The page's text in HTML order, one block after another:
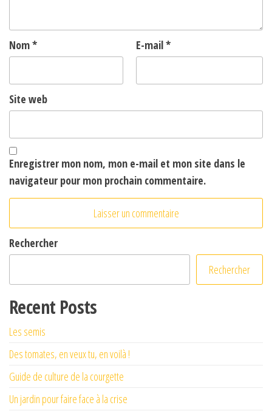
Nom* E-mail*
Site web
Enregistrer mon nom, mon e-mail et mon site dans le
navigateur pour mon prochain commentaire.
Rechercher
Rechercher
Recent Posts
Les semis
Des tomates, en veux tu, en voilà !
Guide de culture de la courgette
Un jardin pour faire face à la crise